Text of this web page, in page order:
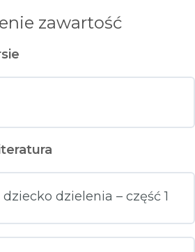
zawartość
dzielenia – część 1